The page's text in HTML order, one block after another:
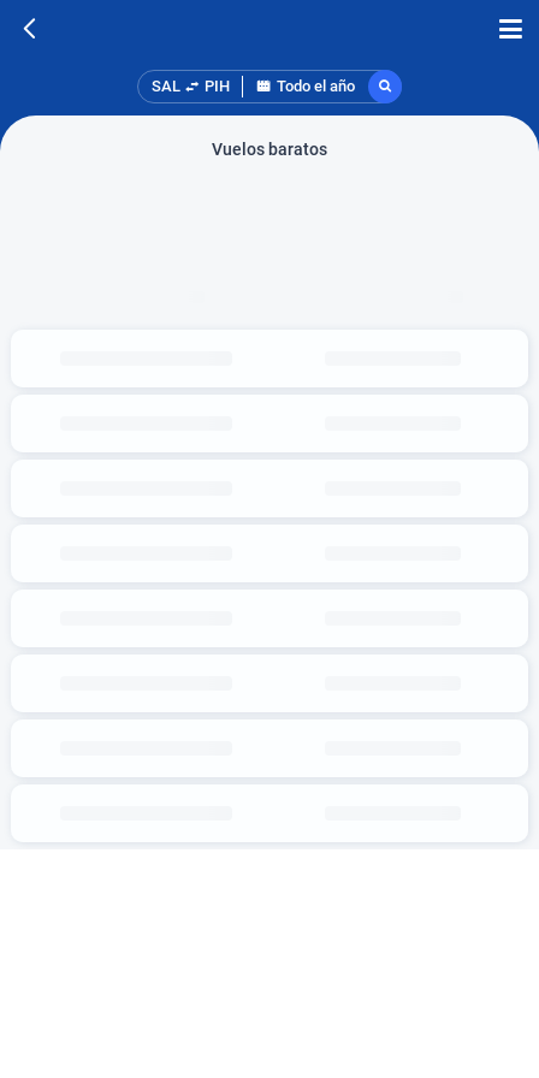
SAL PIH Todo el año
Vuelos baratos